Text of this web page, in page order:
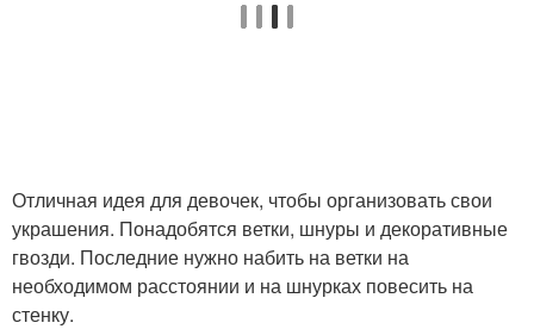
Отличная идея для девочек, чтобы организовать свои
украшения. Понадобятся ветки, шнуры и декоративные
гвозди. Последние нужно набить на ветки на
необходимом расстоянии и на шнурках повесить на
стенку.